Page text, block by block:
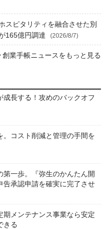
スピタリティを融合させた別
165億円調達
(2026/8/7)
創業手帳ニュースをもっと見る
成長する！攻めのバックオフ
。コスト削減と管理の手間を
第一歩。『弥生のかんたん開
告承認申請を確実に完了させ
期メンテナンス事業なら安定
きる